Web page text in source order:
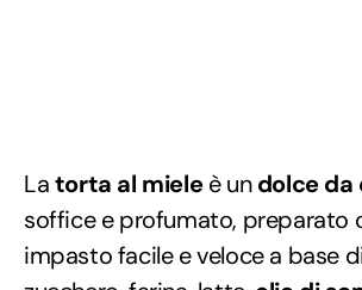
Latorta al mieleè undolce da
soffice e profumato, preparato
impasto facile e veloce a base